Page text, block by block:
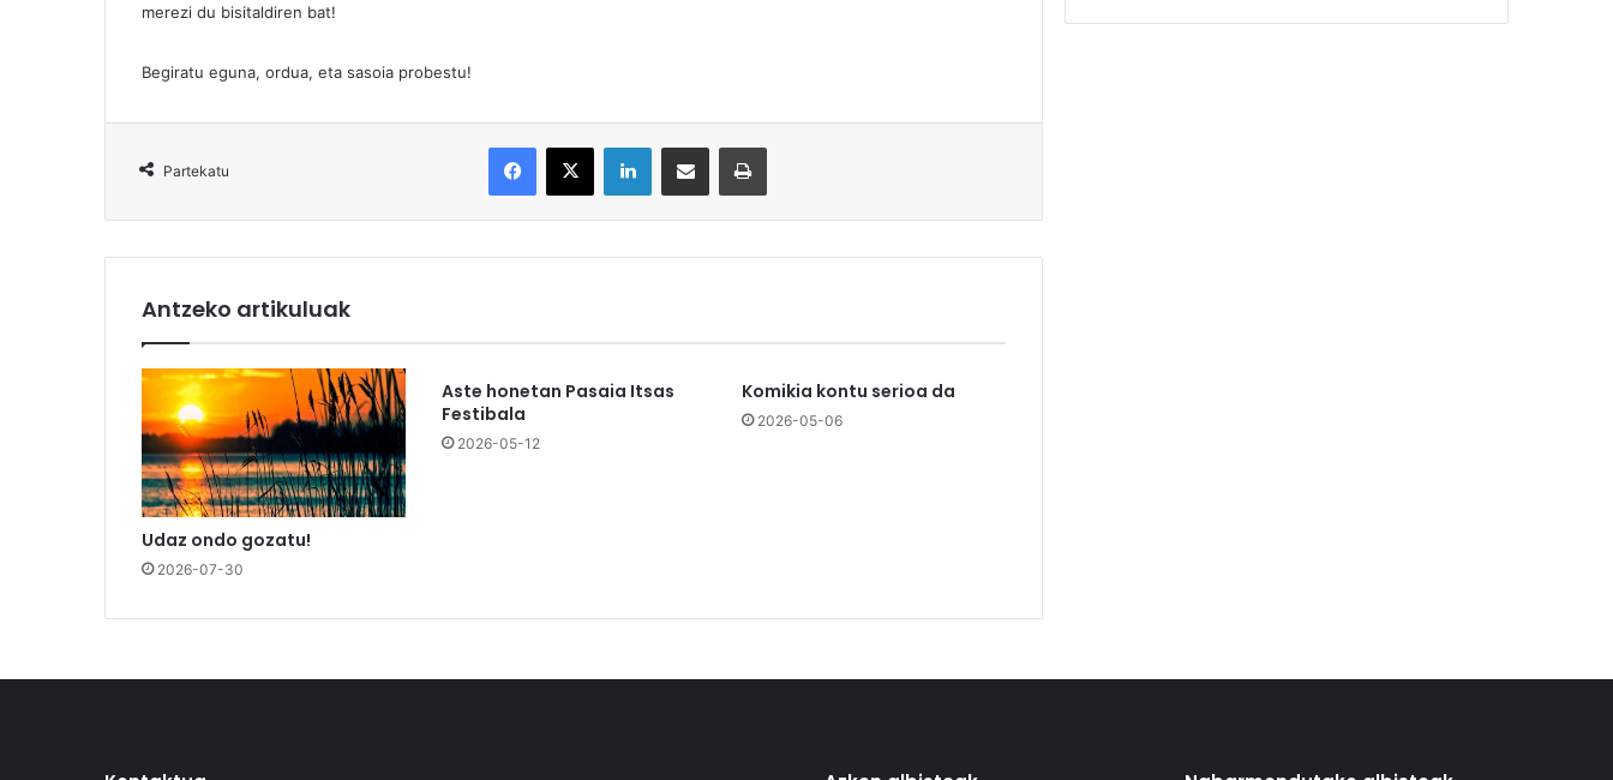
merezi du bisitaldiren bat!
Begiratu eguna, ordua, eta sasoia probestu!
Partekatu
Antzeko artikuluak
Udaz ondo gozatu!
2026-07-30
Aste honetan Pasaia Itsas
Festibala
2026-05-12
Komikia kontu serioa da
2026-05-06